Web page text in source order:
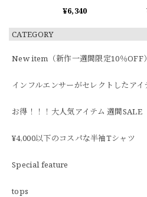
CATEGORY
New item（新作一週間限定10％OFF）
インフルエンサーがセレクトしたアイ
お得！！！大人気アイテム 週間SALE
¥4,000以下のコスパな半袖Tシャツ
Special feature
tops
¥6,340